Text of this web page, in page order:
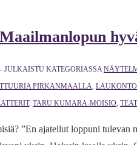
JULKAISTU KATEGORIASSA
PIRKANMAALLA
, TARU KUMARA-MOISIO
”En ajatellut loppuni tulevan